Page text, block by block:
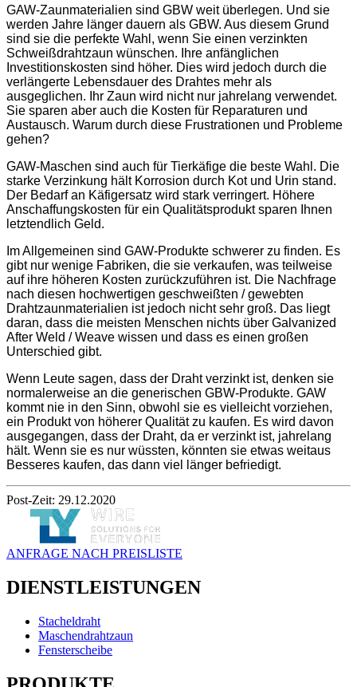
GAW-Zaunmaterialien sind GBW weit überlegen. Und sie
werden Jahre länger dauern als GBW. Aus diesem Grund
sind sie die perfekte Wahl, wenn Sie einen verzinkten
Schweißdrahtzaun wünschen. Ihre anfänglichen
Investitionskosten sind höher. Dies wird jedoch durch die
verlängerte Lebensdauer des Drahtes mehr als
ausgeglichen. Ihr Zaun wird nicht nur jahrelang verwendet.
Sie sparen aber auch die Kosten für Reparaturen und
Austausch. Warum durch diese Frustrationen und Probleme
gehen?
GAW-Maschen sind auch für Tierkäfige die beste Wahl. Die
starke Verzinkung hält Korrosion durch Kot und Urin stand.
Der Bedarf an Käfigersatz wird stark verringert. Höhere
Anschaffungskosten für ein Qualitätsprodukt sparen Ihnen
letztendlich Geld.
Im Allgemeinen sind GAW-Produkte schwerer zu finden. Es
gibt nur wenige Fabriken, die sie verkaufen, was teilweise
auf ihre höheren Kosten zurückzuführen ist. Die Nachfrage
nach diesen hochwertigen geschweißten / gewebten
Drahtzaunmaterialien ist jedoch nicht sehr groß. Das liegt
daran, dass die meisten Menschen nichts über Galvanized
After Weld / Weave wissen und dass es einen großen
Unterschied gibt.
Wenn Leute sagen, dass der Draht verzinkt ist, denken sie
normalerweise an die generischen GBW-Produkte. GAW
kommt nie in den Sinn, obwohl sie es vielleicht vorziehen,
ein Produkt von höherer Qualität zu kaufen. Es wird davon
ausgegangen, dass der Draht, da er verzinkt ist, jahrelang
hält. Wenn sie es nur wüssten, könnten sie etwas weitaus
Besseres kaufen, das dann viel länger befriedigt.
Post-Zeit: 29.12.2020
ANFRAGE NACH PREISLISTE
DIENSTLEISTUNGEN
Stacheldraht
Maschendrahtzaun
Fensterscheibe